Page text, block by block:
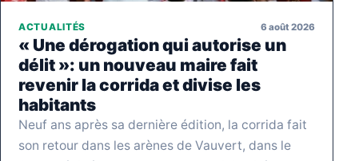
ACTUALITÉS 6 août 2026
« Une dérogation qui autorise un
délit »: un nouveau maire fait
revenir la corrida et divise les
habitants
Neuf ans après sa dernière édition, la corrida fait
son retour dans les arènes de Vauvert, dans le